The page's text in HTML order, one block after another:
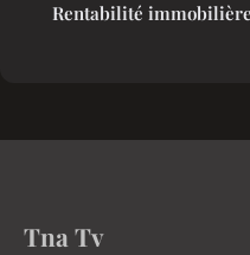
Rentabilité
Tna Tv